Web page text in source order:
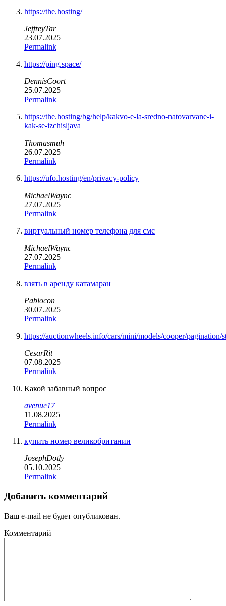
https://the.hosting/
JeffreyTar
23.07.2025
Permalink
https://ping.space/
DennisCoort
25.07.2025
Permalink
https://the.hosting/bg/help/kakvo-e-la-sredno-natovarvane-i-
kak-se-izchisljava
Thomasmuh
26.07.2025
Permalink
https://ufo.hosting/en/privacy-policy
MichaelWaync
27.07.2025
Permalink
виртуальный номер телефона для смс
MichaelWaync
27.07.2025
Permalink
взять в аренду катамаран
Pablocon
30.07.2025
Permalink
https://auctionwheels.info/cars/mini/models/cooper/pagination/
CesarRit
07.08.2025
Permalink
Какой забавный вопрос
avenue17
11.08.2025
Permalink
купить номер великобритании
JosephDotly
05.10.2025
Permalink
Добавить комментарий
Ваш e-mail не будет опубликован.
Комментарий